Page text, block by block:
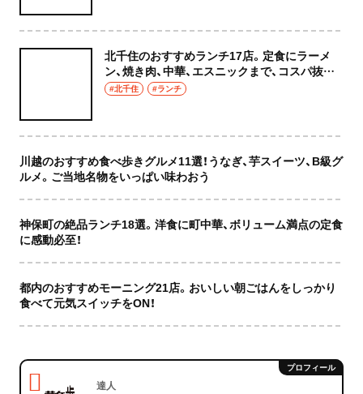
北千住のおすすめランチ17店。定食にラーメ
ン、焼き肉、中華、エスニックまで、コスパ抜群
な店もおしゃれな店も網羅してご紹介！
#北千住 #ランチ
川越のおすすめ食べ歩きグルメ11選！うなぎ、芋スイーツ、B級グ
ルメ。ご当地名物をいっぱい味わおう
神保町の絶品ランチ18選。洋食に町中華、ボリューム満点の定食
に感動必至！
都内のおすすめモーニング21店。おいしい朝ごはんをしっかり
食べて元気スイッチをON！
達人